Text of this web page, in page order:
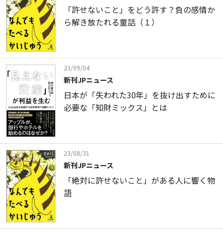
「許せないこと」をどう許す？負の感情か
ら解き放たれる童話（１）
23/09/04
新刊JPニュース
日本が「失われた30年」を抜け出すために
必要な「知財ミックス」とは
23/08/31
新刊JPニュース
「絶対に許せないこと」がある人に響く物
語